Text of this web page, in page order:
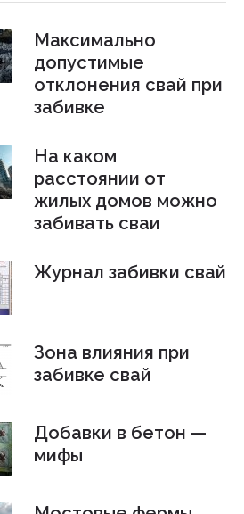
Максимально
допустимые
отклонения свай при
забивке
На каком
расстоянии от
жилых домов можно
забивать сваи
Журнал забивки свай
Зона влияния при
забивке свай
Добавки в бетон —
мифы